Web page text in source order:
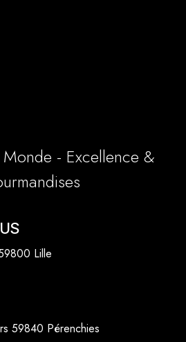
Lille
59840 Pérenchies
- Excellence &